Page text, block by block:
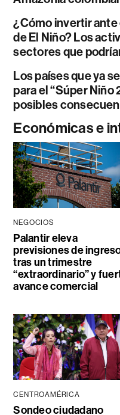
¿Cómo invertir
de El Niño? Los
sectores que
Los países que ya
para el “Súper Niño
posibles
Económicas e
NEGOCIOS
Palantir eleva
previsiones de
tras un trimestre
“extraordinario” y
avance comercial
CENTROAMÉRICA
Sondeo ciudadano